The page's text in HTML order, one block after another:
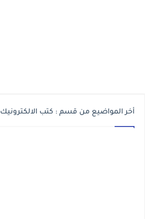
أخر المواضيع من قسم : كتب الالكترونيك